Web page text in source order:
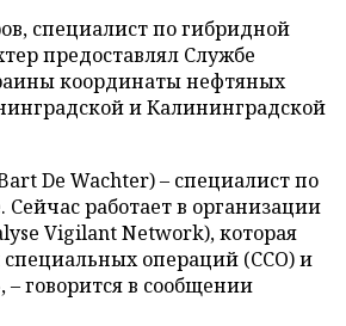
специалист по гибридной
предоставлял Службе
координаты нефтяных
и Калининградской
De Wachter) – специалист по
работает в организации
Vigilant Network), которая
специальных операций (ССО) и
говорится в сообщении